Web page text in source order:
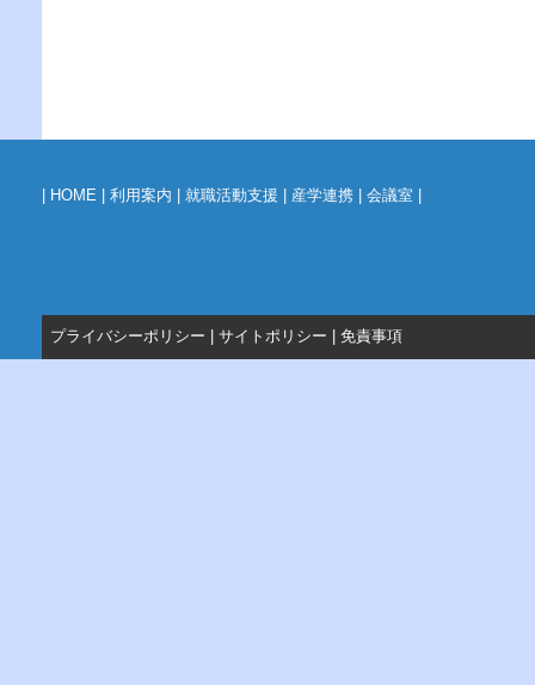
| HOME | 利用案内 | 就職活動支援 | 産学連携 | 会議室 |
プライバシーポリシー | サイトポリシー | 免責事項